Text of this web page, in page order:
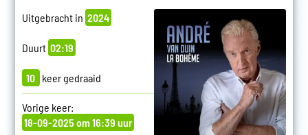
Uitgebracht in 2024
Duurt 02:19
10 keer gedraaid
Vorige keer:
18-09-2025 om 16:39 uur